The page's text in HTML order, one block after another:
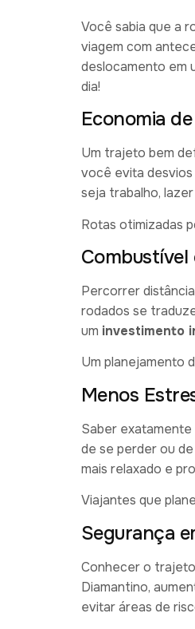
Você sabia que a
viagem com
deslocamento em
dia!
Economia
Um trajeto bem
você evita
seja trabalho,
Rotas otimizadas
Combustível
Percorrer
rodados se
um investimento
Um planejamento
Menos
Saber
de se perder ou
mais relaxado e
Viajantes que
Segurança
Conhecer o
Diamantino,
evitar áreas de